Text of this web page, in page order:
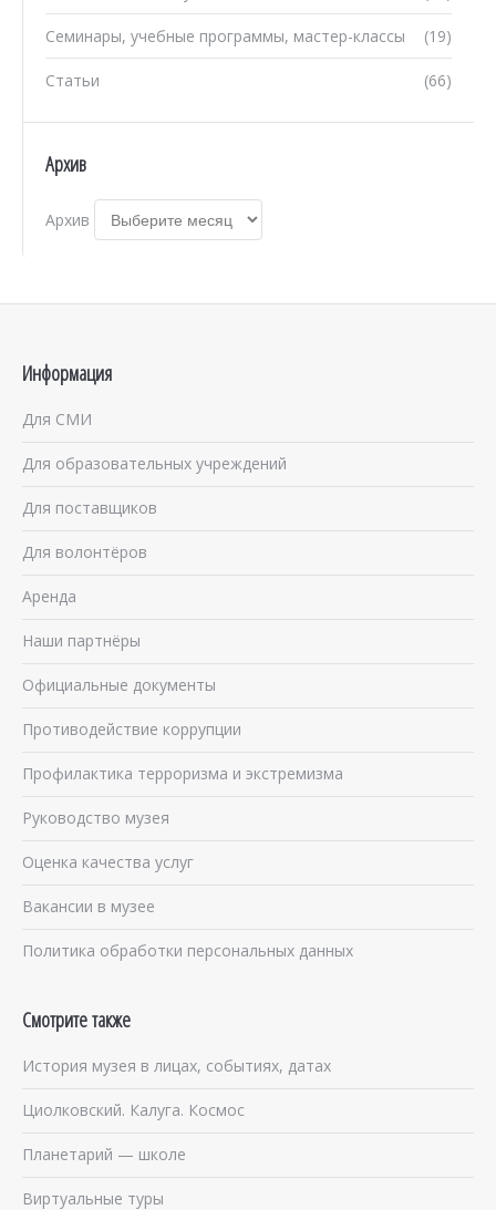
(19)
Семинары, учебные программы, мастер-классы
(66)
Статьи
Архив
Архив
Информация
Для СМИ
Для образовательных учреждений
Для поставщиков
Для волонтёров
Аренда
Наши партнёры
Официальные документы
Противодействие коррупции
Профилактика терроризма и экстремизма
Руководство музея
Оценка качества услуг
Вакансии в музее
Политика обработки персональных данных
Смотрите также
История музея в лицах, событиях, датах
Циолковский. Калуга. Космос
Планетарий — школе
Виртуальные туры